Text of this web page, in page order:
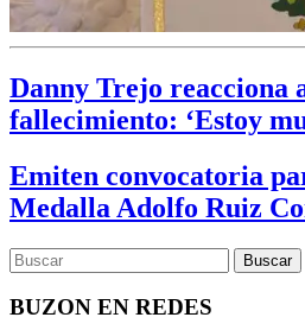
Danny Trejo reacciona
fallecimiento: ‘Estoy
Emiten convocatoria
Medalla Adolfo Ruiz
BUZON EN REDES